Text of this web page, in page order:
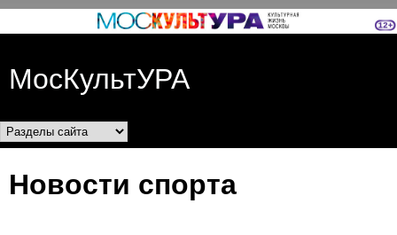
Перейти к основному
МосКультУРА
Разделы сайта
Новости спорта